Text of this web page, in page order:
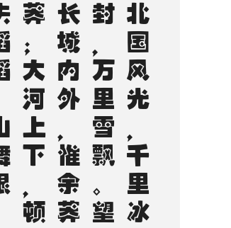
北
国
风
光
，
千
里
冰
封
，
万
里
雪
飘
。
望
长
城
内
外
，
惟
余
莽
莽
；
大
河
上
下
，
顿
失
滔
滔
。
山
舞
银
蛇
，
原
驰
蜡
象
，
欲
与
天
公
试
比
高